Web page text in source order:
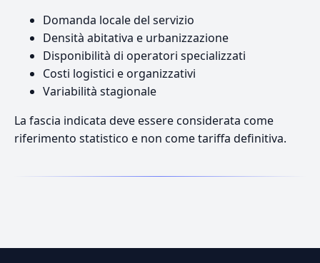
Domanda locale del servizio
Densità abitativa e urbanizzazione
Disponibilità di operatori specializzati
Costi logistici e organizzativi
Variabilità stagionale
La fascia indicata deve essere considerata come
riferimento statistico e non come tariffa definitiva.